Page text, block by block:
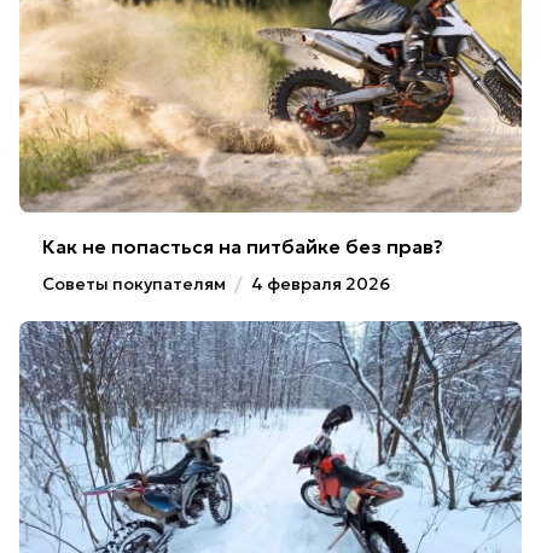
Как не попасться на питбайке без прав?
Советы покупателям / 4 февраля 2026